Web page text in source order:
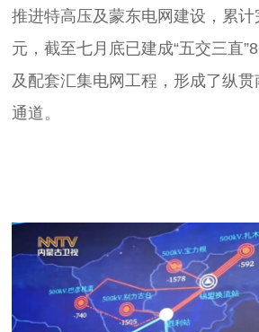
推进特高压及蒙东电网建设，累
元，截至七月底已建成“五交三直
及配套汇集电网工程，形成了纵